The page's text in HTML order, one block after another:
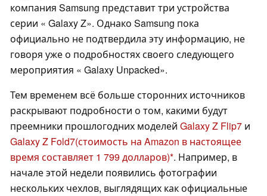
компания Samsung представит три устройства
серии « Galaxy Z». Однако Samsung пока
официально не подтвердила эту информацию, не
говоря уже о подробностях своего следующего
мероприятия « Galaxy Unpacked».
Тем временем всё больше сторонних источников
раскрывают подробности о том, какими будут
преемники прошлогодних моделей Galaxy Z Flip7 и
Galaxy Z Fold7(стоимость на Amazon в настоящее
время составляет 1 799 долларов) . Например, в
начале этой недели появились фотографии
нескольких чехлов, выглядящих как официальные